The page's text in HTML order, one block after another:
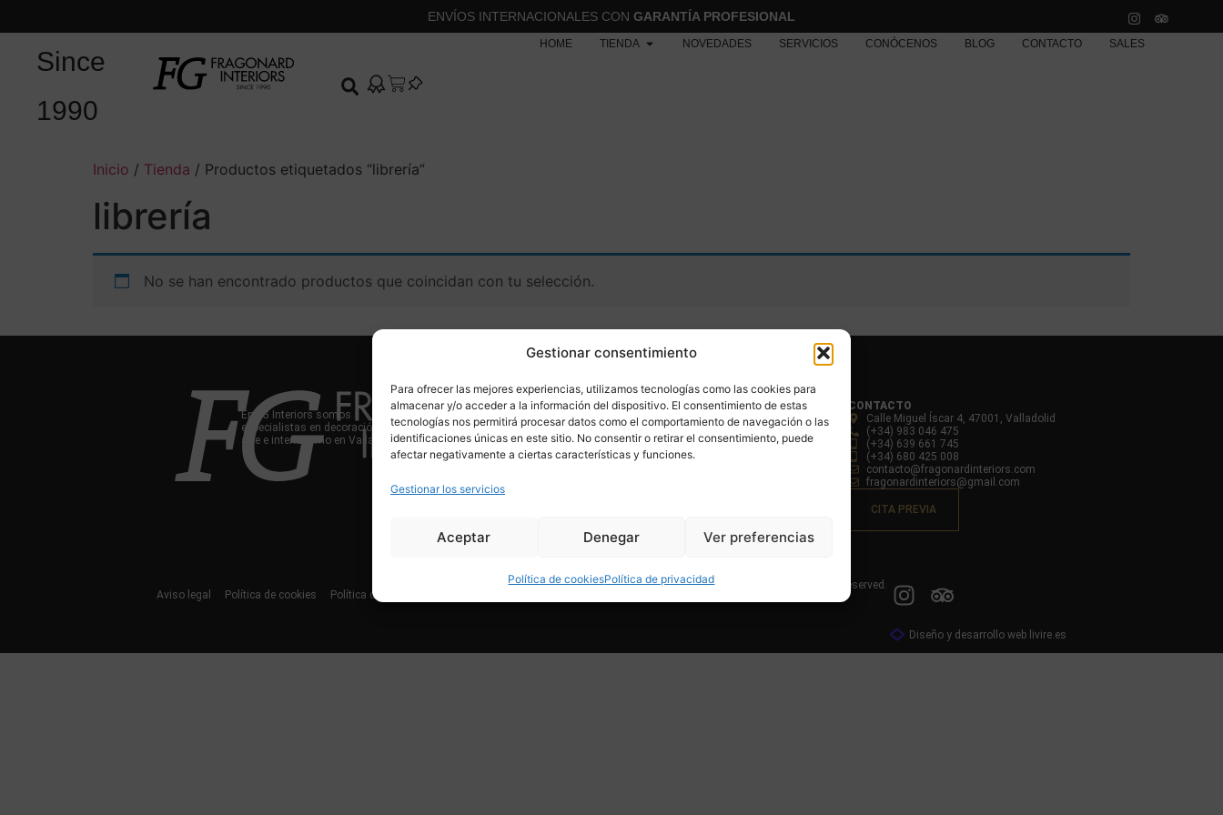
Gestionar consentimiento
Para ofrecer las mejores experiencias, utilizamos tecnologías como las cookies para
almacenar y/o acceder a la información del dispositivo. El consentimiento de estas
tecnologías nos permitirá procesar datos como el comportamiento de navegación o las
identificaciones únicas en este sitio. No consentir o retirar el consentimiento, puede
afectar negativamente a ciertas características y funciones.
Gestionar los servicios
Aceptar Denegar Ver preferencias
Política de cookiesPolítica de privacidad
ENVÍOS INTERNACIONALES CON GARANTÍA PROFESIONAL
Since
1990
HOME TIENDA NOVEDADES SERVICIOS CONÓCENOS BLOG CONTACTO SALES
Inicio / Tienda / Productos etiquetados “librería”
librería
No se han encontrado productos que coincidan con tu selección.
En FG Interiors somos
especialistas en decoración,
arte e interiorismo en Valladolid.
MENÚ
HOME
TIENDA
SERVICIOS
CONÓCENOS
SALES
CATEGORÍAS
MOBILIARIO
ILUMINACIÓN
DECORACIÓN
JOYAS Y COMPLEMENTOS
CONTACTO
Calle Miguel Íscar 4, 47001, Valladolid
(+34) 983 046 475
(+34) 639 661 745
(+34) 680 425 008
contacto@fragonardinteriors.com
fragonardinteriors@gmail.com
CITA PREVIA
Aviso legal Política de cookies Política de privacidad
© Copyright 2024. All rights reserved.
Diseño y desarrollo web livire.es